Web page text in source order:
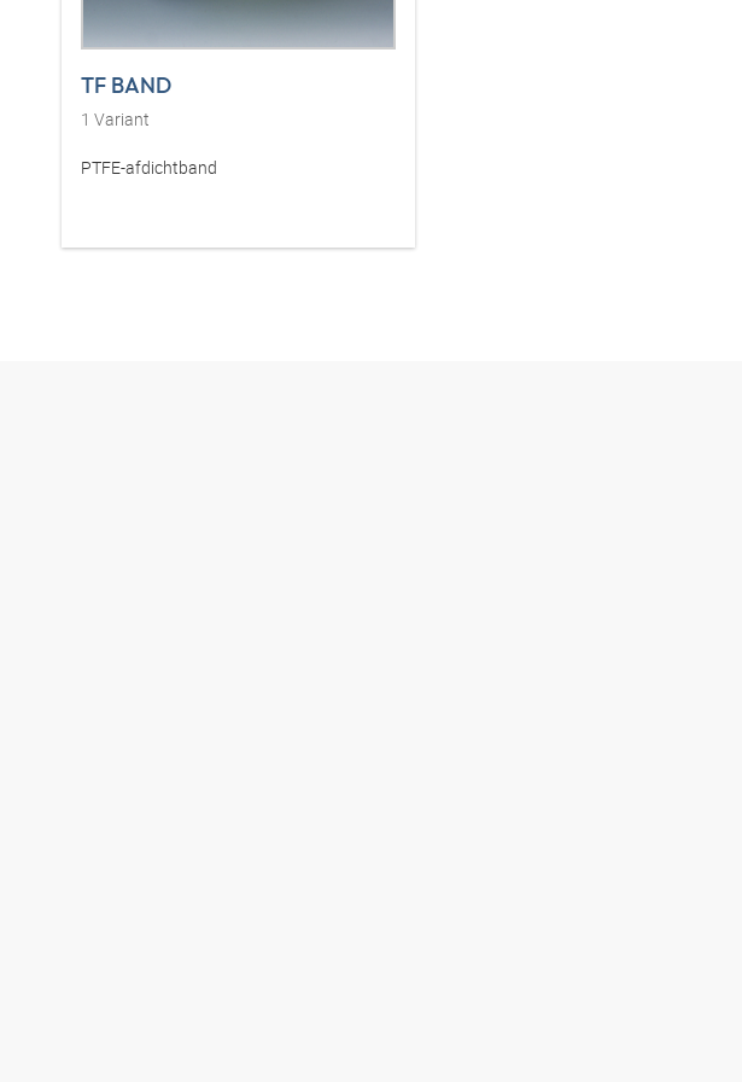
TF BAND
1 Variant
PTFE-afdichtband